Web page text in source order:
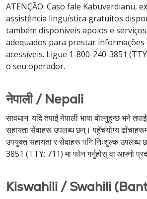
ATENÇÃO: Caso fale Kabuverdianu,
assistência linguística gratuitos
também disponíveis apoios e
adequados para prestar
acessíveis. Ligue 1-800-240-3851
o seu operador.
नेपाली / Nepali
सावधान: यदि तपाईं नेपाली भाषा बोल्नुहुन्छ भने
सहायता सेवाहरू उपलब्ध छन्। पहुँचयोग्य
उपयुक्त सहायता र सेवाहरू पनि निःशुल्क
3851 (TTY: 711) मा फोन गर्नुहोस् वा आफ्नो
Kiswahili / Swahili